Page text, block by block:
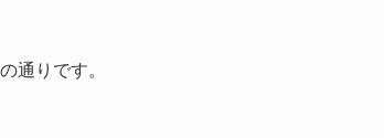
通りです。